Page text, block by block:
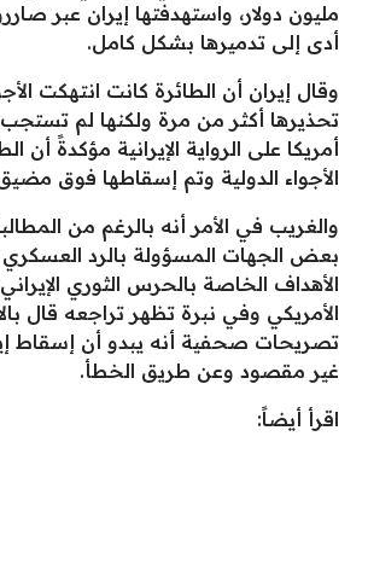
مليون دولار، واستهدفتها إيران عبر
أدى إلى تدميرها بشكل كامل.
وقال إيران أن الطائرة كانت انتهكت
تحذيرها أكثر من مرة ولكنها لم
أمريكا على الرواية الإيرانية مؤكدةً أن
الأجواء الدولية وتم إسقاطها فوق
والغريب في الأمر أنه بالرغم من
بعض الجهات المسؤولة بالرد
الأهداف الخاصة بالحرس الثوري
الأمريكي وفي نبرة تظهر تراجعه قال
تصريحات صحفية أنه يبدو أن إسقاط
غير مقصود وعن طريق الخطأ.
اقرأ أيضاً: